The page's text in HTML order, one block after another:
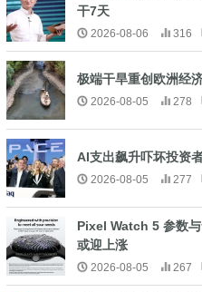
干7天
2026-08-06 316
极端干旱重创欧洲经
2026-08-05 278
AI支出飙升吓坏投资
2026-08-05 277
Pixel Watch 5 参数
或迎上涨
2026-08-05 267